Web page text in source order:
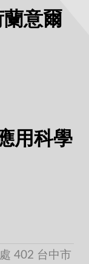
意爾
用科學
402 台中市